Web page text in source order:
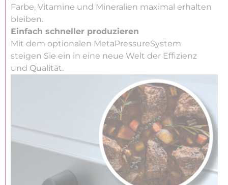
Farbe, Vitamine und Mineralien maximal erhalten
bleiben.
Einfach schneller produzieren
Mit dem optionalen MetaPressureSystem
steigen Sie ein in eine neue Welt der Effizienz
und Qualität.